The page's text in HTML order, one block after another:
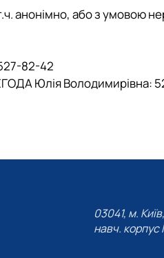
анонімно, або з умовою
82-42
Юлія Володимирівна:
03041, м.
навч.